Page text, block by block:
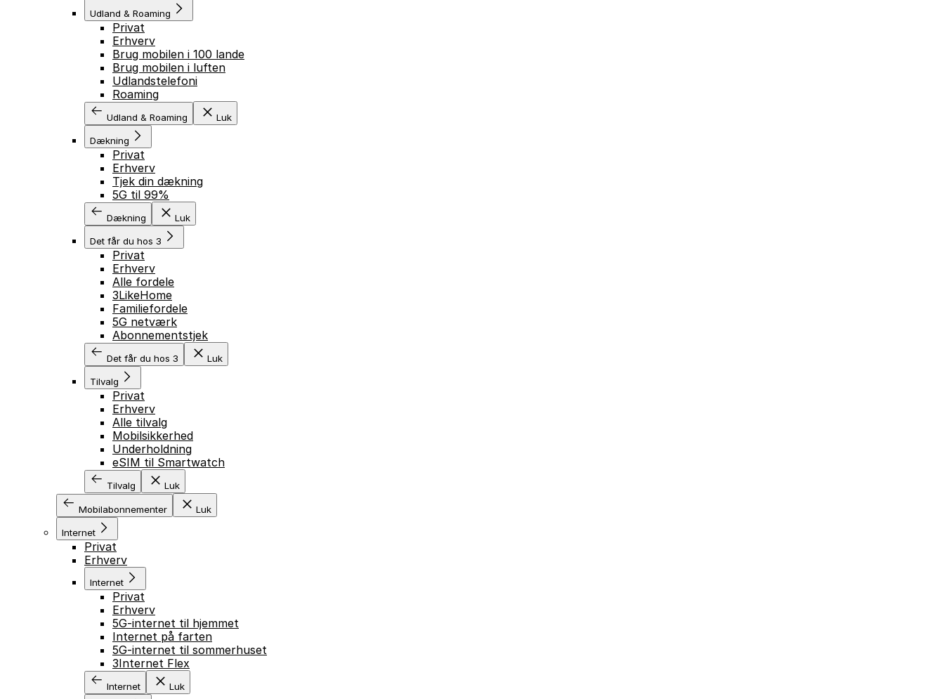
Udland & Roaming
Privat
Erhverv
Brug mobilen i 100 lande
Brug mobilen i luften
Udlandstelefoni
Roaming
Udland & Roaming Luk
Dækning
Privat
Erhverv
Tjek din dækning
5G til 99%
Dækning Luk
Det får du hos 3
Privat
Erhverv
Alle fordele
3LikeHome
Familiefordele
5G netværk
Abonnementstjek
Det får du hos 3 Luk
Tilvalg
Privat
Erhverv
Alle tilvalg
Mobilsikkerhed
Underholdning
eSIM til Smartwatch
Tilvalg Luk
Mobilabonnementer Luk
Internet
Privat
Erhverv
Internet
Privat
Erhverv
5G-internet til hjemmet
Internet på farten
5G-internet til sommerhuset
3Internet Flex
Internet Luk